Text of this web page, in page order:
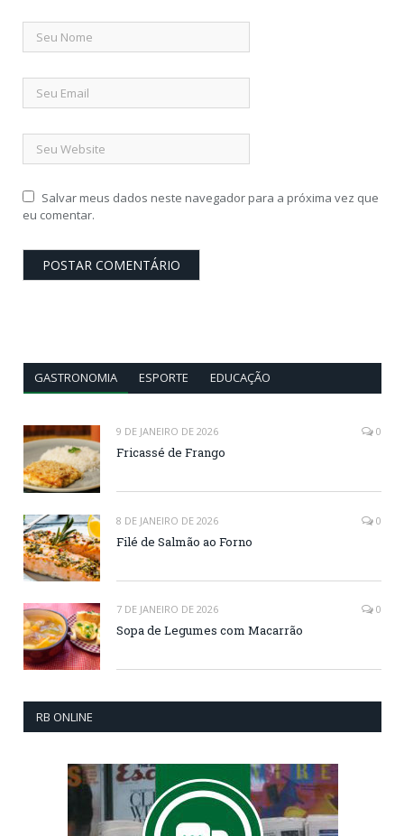
Salvar meus dados neste navegador para a próxima vez que
eu comentar.
GASTRONOMIA ESPORTE EDUCAÇÃO
9 DE JANEIRO DE 2026 0
Fricassé de Frango
8 DE JANEIRO DE 2026 0
Filé de Salmão ao Forno
7 DE JANEIRO DE 2026 0
Sopa de Legumes com Macarrão
RB ONLINE